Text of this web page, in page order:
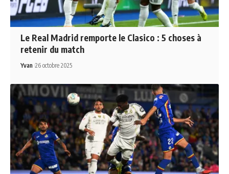
Le Real Madrid remporte le Clasico : 5 choses à
retenir du match
Yvan 26 octobre 2025